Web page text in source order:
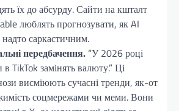
їх до абсурду. Сайти на кшталт
люблять прогнозувати, як AI
надто саркастичним.
передбачення. “У 2026 році
в TikTok замінять валюту.” Ці
висміюють сучасні тренди, як-от
соцмережами чи меми. Вони